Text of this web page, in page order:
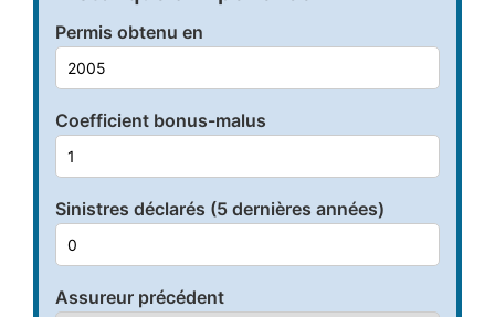
Permis obtenu en
Coefficient bonus-malus
Sinistres déclarés (5 dernières années)
Assureur précédent